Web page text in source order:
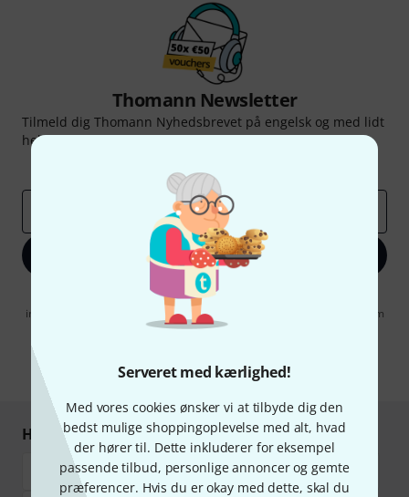
Serveret med kærlighed!
Med vores cookies ønsker vi at tilbyde dig den
bedst mulige shoppingoplevelse med alt, hvad
der hører til. Dette inkluderer for eksempel
passende tilbud, personlige annoncer og gemte
præferencer. Hvis du er okay med dette, skal du
Thomann Newsletter
Tilmeld dig Thomann Nyhedsbrevet på engelsk og med lidt
held kan du vinde en af50 gavekorthver værdi50 €!
Tilmeld dig nu
Når jeg klikker på "Tilmeld dig nu", erklærer jeg mig samtidig
indforstået med at modtage e-mail-reklame. Dette tilsagn kan når som
helst trækkes tilbage. Find yderligere informationer i vores
* Obligatorisk felt
Handl og betal sikkert